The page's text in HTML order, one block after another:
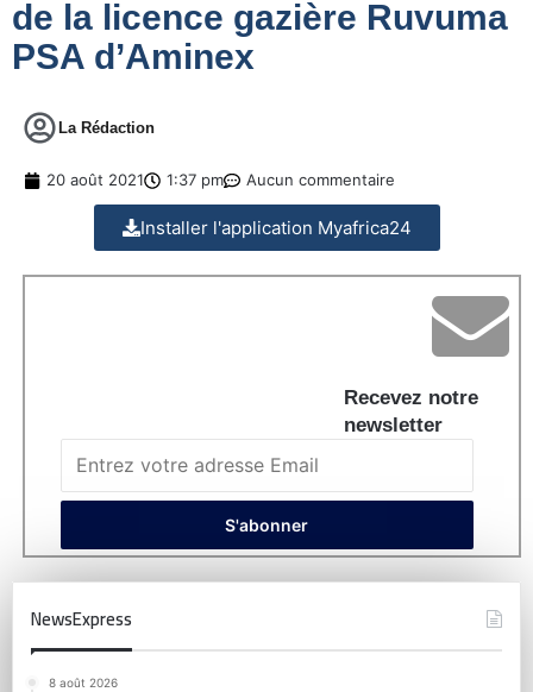
de la licence gazière Ruvuma
PSA d’Aminex
La Rédaction
20 août 2021 1:37 pm Aucun commentaire
Installer l'application Myafrica24
Recevez notre
newsletter
NewsExpress
8 août 2026